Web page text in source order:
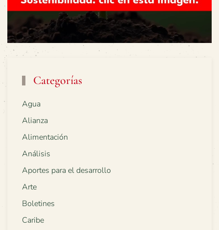
Categorías
Agua
Alianza
Alimentación
Análisis
Aportes para el desarrollo
Arte
Boletines
Caribe